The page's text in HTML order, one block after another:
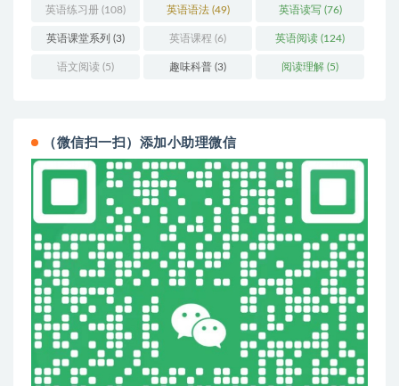
英语练习册 (108) 英语语法(49) 英语读写(76)
英语课堂系列 (3) 英语课程 (6) 英语阅读 (124)
语文阅读 (5) 趣味科普 (3) 阅读理解 (5)
（微信扫一扫）添加小助理微信